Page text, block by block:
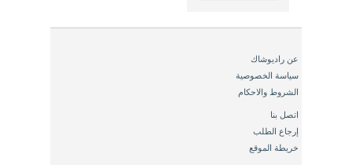
عن راديوشاك
سياسة الخصوصية
الشروط والاحكام
اتصل بنا
إرجاع الطلب
خريطة الموقع